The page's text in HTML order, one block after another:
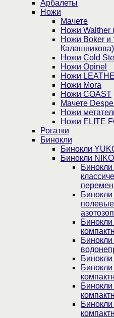
Арбалеты
Ножи
Мачете
Ножи Walther
Ножи Boker и
Калашникова)
Ножи Cold
Ножи Opinel
Ножи
Ножи Mora
Ножи COAST
Мачете
Ножи
Ножи ELITE
Рогатки
Бинокли
Бинокли
Бинокли